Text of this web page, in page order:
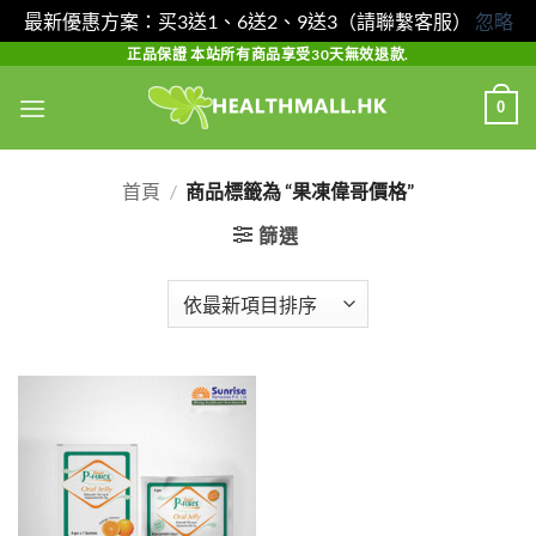
最新優惠方案：买3送1、6送2、9送3（請聯繫客服） 忽略
content
正品保證 本站所有商品享受30天無效退款.
0
首頁 / 商品標籤為 “果凍偉哥價格”
篩選